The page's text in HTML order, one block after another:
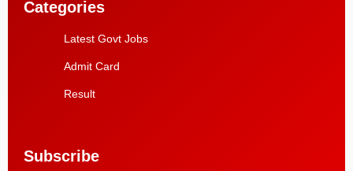
Categories
Latest Govt Jobs
Admit Card
Result
Subscribe